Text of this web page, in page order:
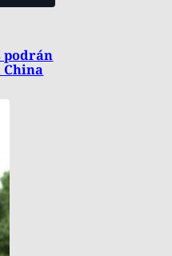
podrán
China